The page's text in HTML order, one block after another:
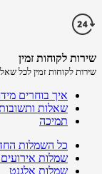
שירות לקוחות זמין
שירות לקוחות זמין לכל
איך בוחרים
שאלות
תמיכה
כל השמלות
שמלות
שמלות אלגנט